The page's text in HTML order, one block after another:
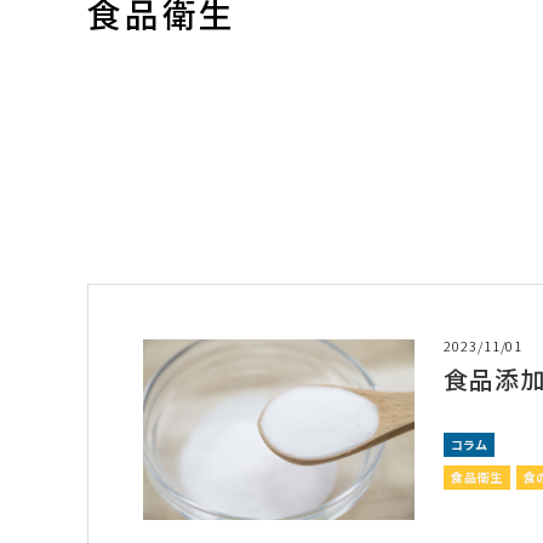
食品衛生
2023/11/01
食品添
コラム
食品衛生
食